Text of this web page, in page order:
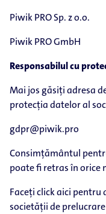
Piwik PRO Sp. z o.o.
Piwik PRO GmbH
Responsabilul cu
Mai jos găsiți adresa
protecția datelor al
gdpr@piwik.pro
Consimțământul
poate fi retras în orice
Faceți click aici
societății de